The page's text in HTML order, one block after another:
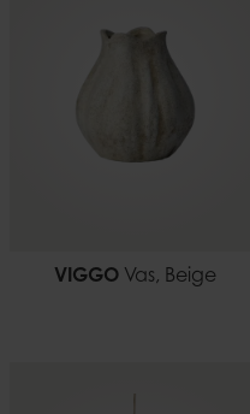
EAN-kod
7332793197357
VIGGOVas, Beige